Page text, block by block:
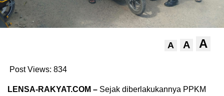
A A A
Post Views: 834
LENSA-RAKYAT.COM – Sejak diberlakukannya PPKM